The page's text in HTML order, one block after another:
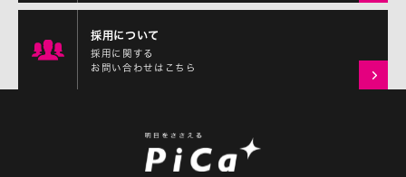
採用について
採用に関する
お問い合わせはこちら